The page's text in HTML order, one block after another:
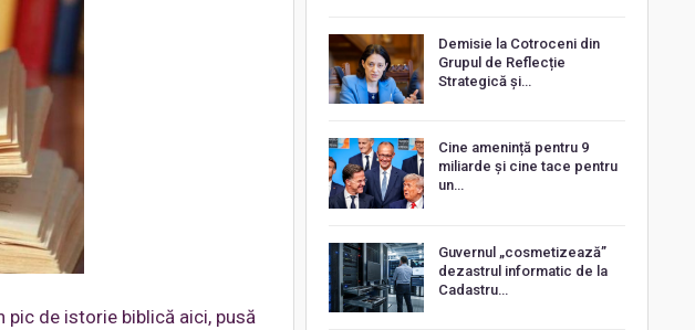
pic de istorie biblică aici, pusă
Demisie la Cotroceni din
Grupul de Reflecție
Strategică și…
Cine amenință pentru 9
miliarde și cine tace pentru
un…
Guvernul „cosmetizează”
dezastrul informatic de la
Cadastru…